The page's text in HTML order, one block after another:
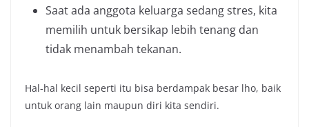
Saat ada anggota keluarga sedang stres, kita
memilih untuk bersikap lebih tenang dan
tidak menambah tekanan.
Hal-hal kecil seperti itu bisa berdampak besar lho, baik
untuk orang lain maupun diri kita sendiri.